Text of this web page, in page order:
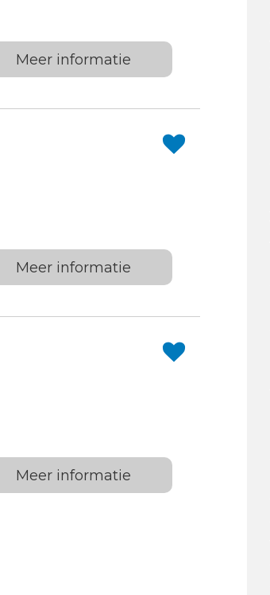
Meer informatie
Meer informatie
Meer informatie